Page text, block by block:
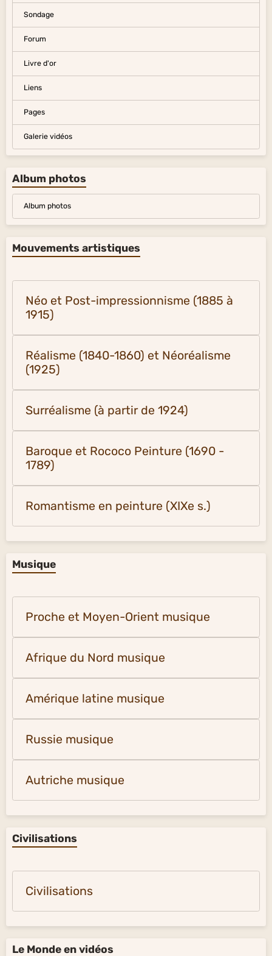
Sondage
Forum
Livre d'or
Liens
Pages
Galerie vidéos
Album photos
Album photos
Mouvements artistiques
Néo et Post-impressionnisme (1885 à
1915)
Réalisme (1840-1860) et Néoréalisme
(1925)
Surréalisme (à partir de 1924)
Baroque et Rococo Peinture (1690 -
1789)
Romantisme en peinture (XIXe s.)
Musique
Proche et Moyen-Orient musique
Afrique du Nord musique
Amérique latine musique
Russie musique
Autriche musique
Civilisations
Civilisations
Le Monde en vidéos